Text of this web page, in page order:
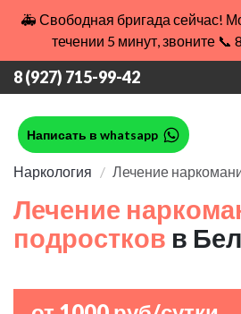
🚑 Свободная бригада сейчас!
течении 5 минут, звоните 📞
8 (927) 715-99-42
Написать в whatsapp
Наркология Лечение
Лечение
подростков в